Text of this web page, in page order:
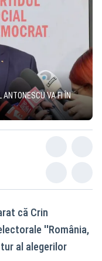
ANTONESCU VA FI ÎN
că Crin
''România,
al alegerilor